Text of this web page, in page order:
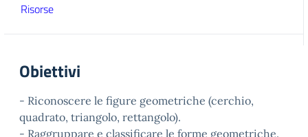
Risorse
Obiettivi
- Riconoscere le figure geometriche (cerchio,
quadrato, triangolo, rettangolo).
- Raggruppare e classificare le forme geometriche.